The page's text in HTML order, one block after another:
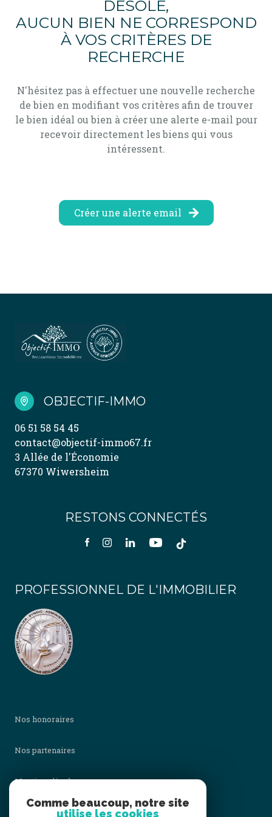
alerte
e-
DÉSOLÉ,
AUCUN BIEN NE CORRESPOND
À VOS CRITÈRES DE
RECHERCHE
N'hésitez pas à effectuer une nouvelle recherche
de bien en modifiant vos critères afin de trouver
le bien idéal ou bien à créer une alerte e-mail pour
recevoir directement les biens qui vous
intéressent.
Créer une alerte email
OBJECTIF-IMMO
06 51 58 54 45
contact@objectif-immo67.fr
3 Allée de l'Économie
67370 Wiwersheim
RESTONS CONNECTÉS
PROFESSIONNEL DE L'IMMOBILIER
Nos honoraires
Nos partenaires
Mentions légales
Comme beaucoup, notre site
utilise les cookies